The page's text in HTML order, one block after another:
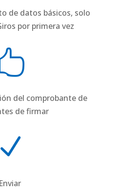
de datos básicos, solo
por primera vez
del comprobante de
de firmar
N
Enviar